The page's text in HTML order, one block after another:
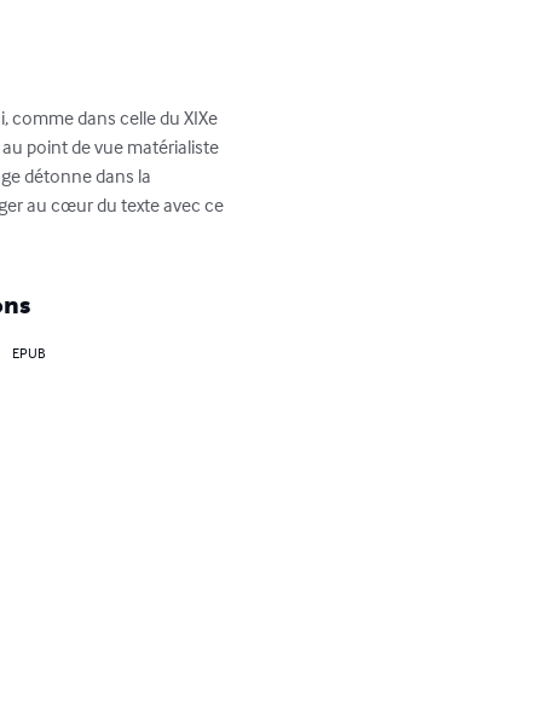
comme dans celle du XIXe
point de vue matérialiste
détonne dans la
au cœur du texte avec ce
EPUB